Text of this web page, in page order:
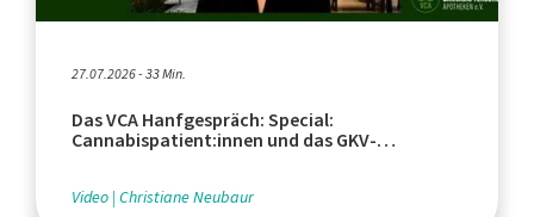
27.07.2026 - 33 Min.
Das VCA Hanfgespräch: Special:
Cannabispatient:innen und das GKV-
Video Christiane Neubaur